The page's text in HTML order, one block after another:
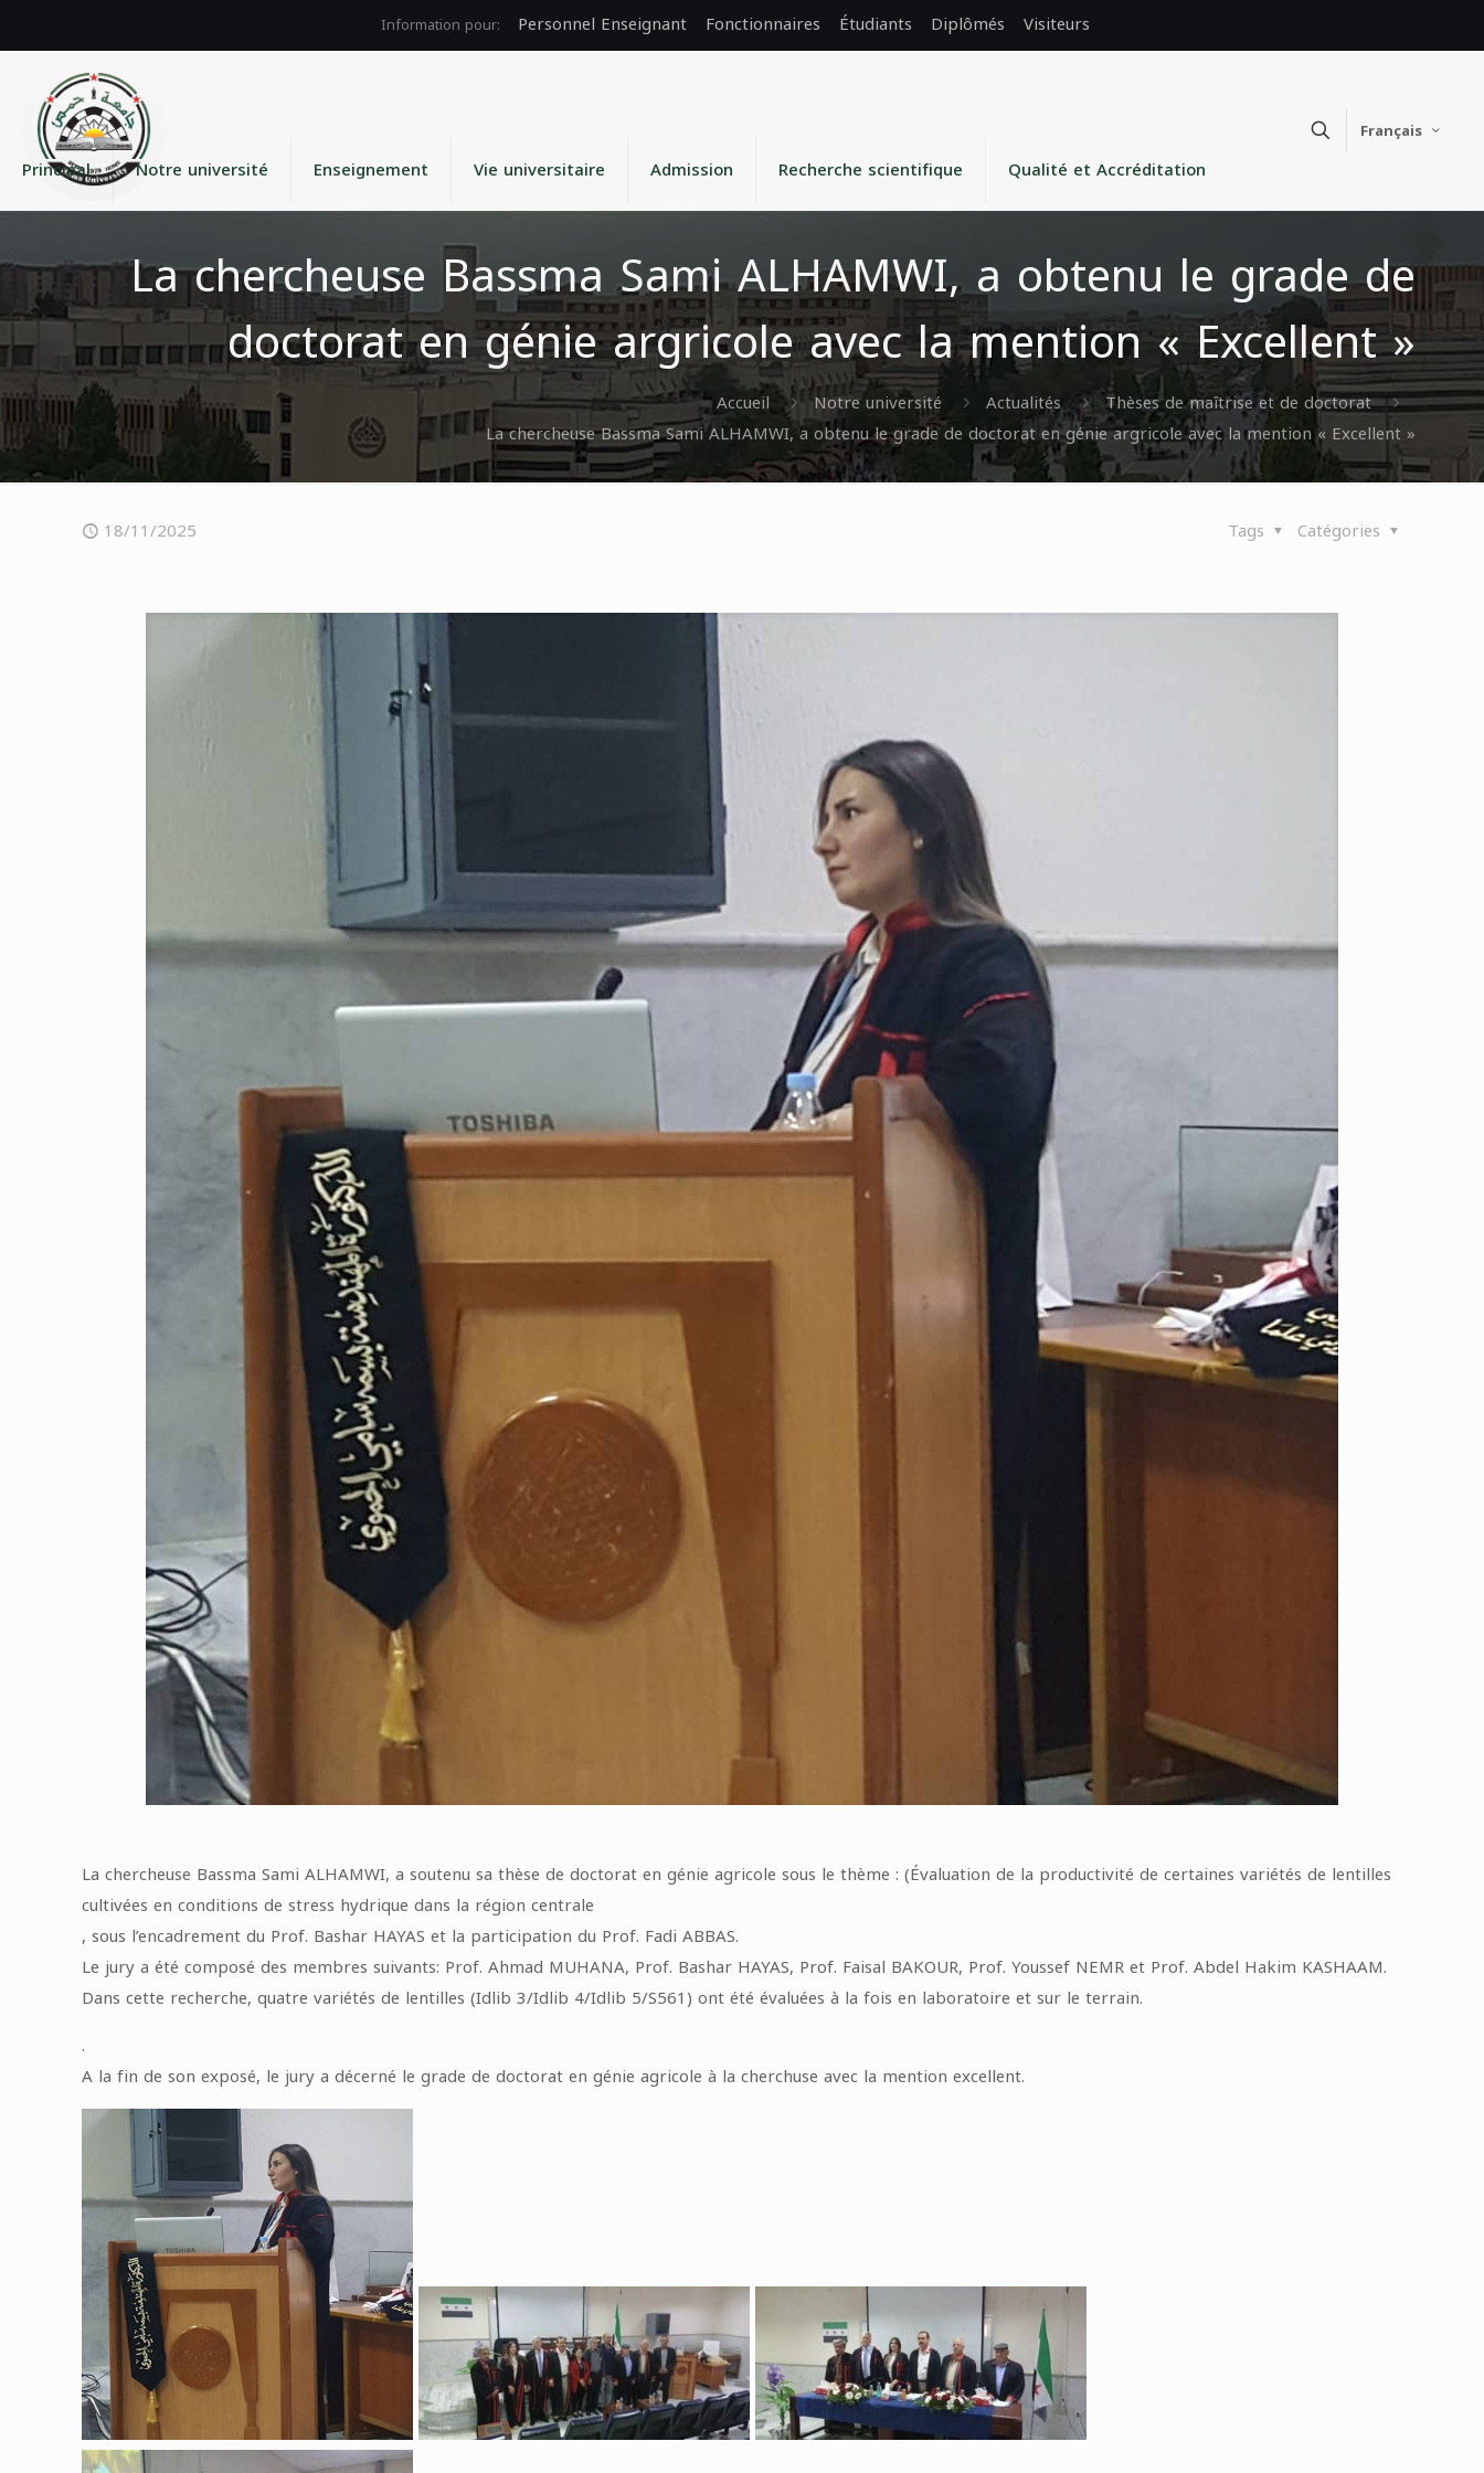
Personnel Enseignant Fonctionnaires Étudiants Diplômés Visiteurs
Principal Notre université Enseignement Vie universitaire Admission Recherche scientifique Qualité et Accréditation
Français
La chercheuse Bassma Sami ALHAMWI, a obtenu le grade de
doctorat en génie argricole avec la mention « Excellent »
Accueil Notre université Actualités
Thèses de maîtrise et de doctorat
La chercheuse Bassma Sami ALHAMWI, a obtenu le grade de doctorat en génie argricole avec la mention « Excellent »
18/11/2025 Catégories
Tags
La chercheuse Bassma Sami ALHAMWI, a soutenu sa thèse de doctorat en génie agricole sous le thème : (Évaluation de la productivité de certaines variétés de lentilles
cultivées en conditions de stress hydrique dans la région centrale
, sous l’encadrement du Prof. Bashar HAYAS et la participation du Prof. Fadi ABBAS.
Le jury a été composé des membres suivants: Prof. Ahmad MUHANA, Prof. Bashar HAYAS, Prof. Faisal BAKOUR, Prof. Youssef NEMR et Prof. Abdel Hakim KASHAAM.
Dans cette recherche, quatre variétés de lentilles (Idlib 3/Idlib 4/Idlib 5/S561) ont été évaluées à la fois en laboratoire et sur le terrain.
.
A la fin de son exposé, le jury a décerné le grade de doctorat en génie agricole à la cherchuse avec la mention excellent.